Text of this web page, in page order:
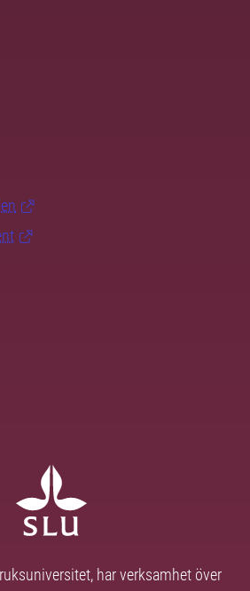
har verksamhet över